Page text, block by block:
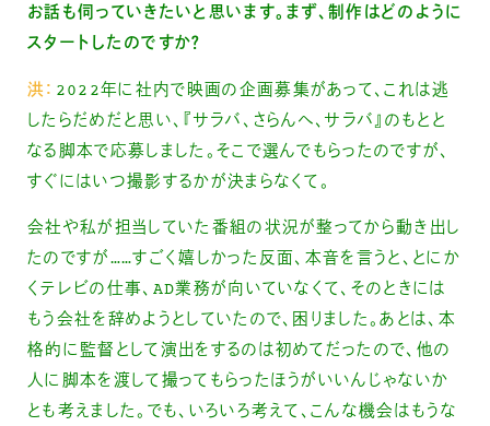
お話も伺っていきたいと思います。まず、制作はどのように
スタートしたのですか？
洪： 2022年に社内で映画の企画募集があって、これは逃
したらだめだと思い、『サラバ、さらんへ、サラバ』のもとと
なる脚本で応募しました。そこで選んでもらったのですが、
すぐにはいつ撮影するかが決まらなくて。
会社や私が担当していた番組の状況が整ってから動き出し
たのですが……すごく嬉しかった反面、本音を言うと、とにか
くテレビの仕事、AD業務が向いていなくて、そのときには
もう会社を辞めようとしていたので、困りました。あとは、本
格的に監督として演出をするのは初めてだったので、他の
人に脚本を渡して撮ってもらったほうがいいんじゃないか
とも考えました。でも、いろいろ考えて、こんな機会はもうな